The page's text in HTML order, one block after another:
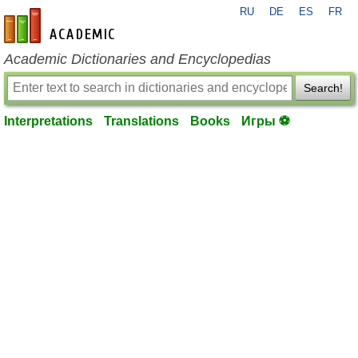
en-academic.com
RU DE ES FR
Academic Dictionaries and Encyclopedias
Search!
Interpretations Translations Books Игры ⚽